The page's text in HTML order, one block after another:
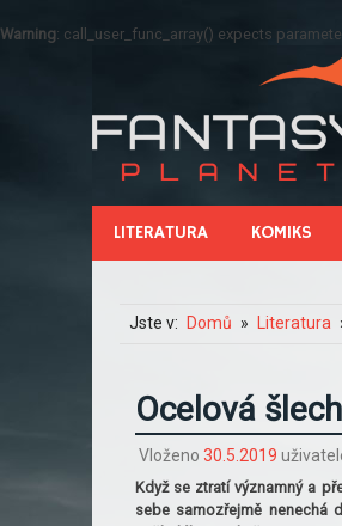
Warning: call_user_func_array() expects
LITERATURA KOMIKS
Jste v: Domů Literatura
Ocelová
Vloženo 30.5.2019
Když se ztratí významný a
sebe samozřejmě nenechá